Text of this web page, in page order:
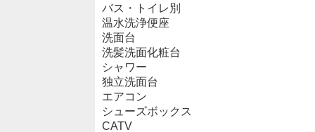
バス・トイレ別
温水洗浄便座
洗面台
洗髪洗面化粧台
シャワー
独立洗面台
エアコン
シューズボックス
CATV